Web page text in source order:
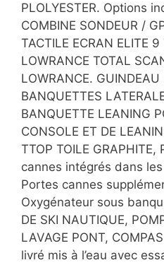
PLOLYESTER. Options
COMBINE SONDEUR /
TACTILE ECRAN ELITE
LOWRANCE TOTAL
LOWRANCE. GUINDEAU
BANQUETTES
BANQUETTE LEANING
CONSOLE ET DE
TTOP TOILE GRAPHITE,
cannes intégrés dans
Portes cannes
Oxygénateur sous
DE SKI NAUTIQUE,
LAVAGE PONT,
livré mis à l’eau avec